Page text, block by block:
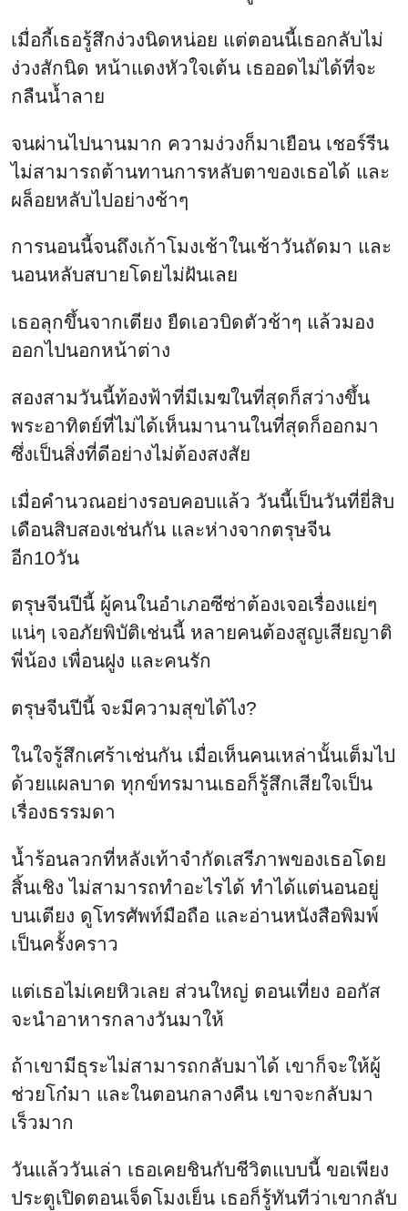
เมื่อกี้เธอรู้สึกง่วงนิดหน่อย แต่ตอนนี้เธอกลับไม่
ง่วงสักนิด หน้าแดงหัวใจเต้น เธออดไม่ได้ที่จะ
กลืนน้ำลาย
จนผ่านไปนานมาก ความง่วงก็มาเยือน เชอร์รีน
ไม่สามารถต้านทานการหลับตาของเธอได้ และ
ผล็อยหลับไปอย่างช้าๆ
การนอนนี้จนถึงเก้าโมงเช้าในเช้าวันถัดมา และ
นอนหลับสบายโดยไม่ฝันเลย
เธอลุกขึ้นจากเตียง ยืดเอวบิดตัวช้าๆ แล้วมอง
ออกไปนอกหน้าต่าง
สองสามวันนี้ท้องฟ้าที่มีเมฆในที่สุดก็สว่างขึ้น
พระอาทิตย์ที่ไม่ได้เห็นมานานในที่สุดก็ออกมา
ซึ่งเป็นสิ่งที่ดีอย่างไม่ต้องสงสัย
เมื่อคำนวณอย่างรอบคอบแล้ว วันนี้เป็นวันที่ยี่สิบ
เดือนสิบสองเช่นกัน และห่างจากตรุษจีน
อีก10วัน
ตรุษจีนปีนี้ ผู้คนในอำเภอซีซ่าต้องเจอเรื่องแย่ๆ
แน่ๆ เจอภัยพิบัติเช่นนี้ หลายคนต้องสูญเสียญาติ
พี่น้อง เพื่อนฝูง และคนรัก
ตรุษจีนปีนี้ จะมีความสุขได้ไง?
ในใจรู้สึกเศร้าเช่นกัน เมื่อเห็นคนเหล่านั้นเต็มไป
ด้วยแผลบาด ทุกข์ทรมานเธอก็รู้สึกเสียใจเป็น
เรื่องธรรมดา
น้ำร้อนลวกที่หลังเท้าจำกัดเสรีภาพของเธอโดย
สิ้นเชิง ไม่สามารถทำอะไรได้ ทำได้แต่นอนอยู่
บนเตียง ดูโทรศัพท์มือถือ และอ่านหนังสือพิมพ์
เป็นครั้งคราว
แต่เธอไม่เคยหิวเลย ส่วนใหญ่ ตอนเที่ยง ออกัส
จะนำอาหารกลางวันมาให้